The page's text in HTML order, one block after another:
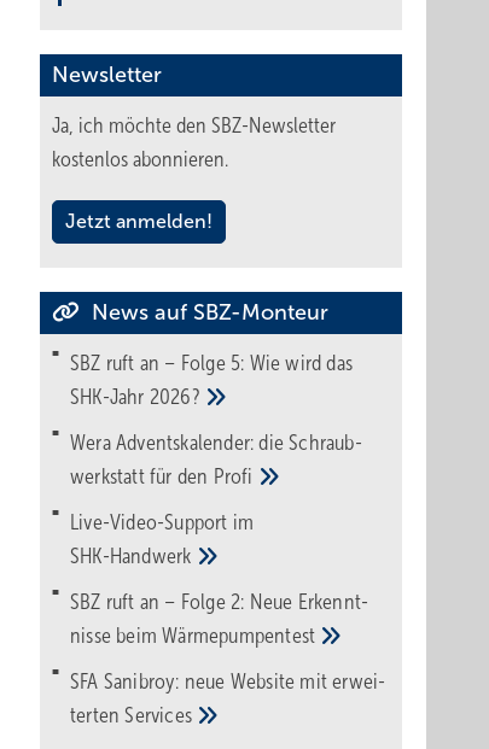
Newsletter
Ja, ich möchte den SBZ-Newsletter
kostenlos abonnieren.
Jetzt anmelden!
News auf SBZ-Monteur
SBZ ruft an – Folge 5: Wie wird das
SHK-Jahr 2026?
Wera Adventskalender: die Schraub­
werk­statt für den Pro­fi
Live-Video-Support im
SHK-Handwerk
SBZ ruft an – Folge 2: Neue Erkennt­
nisse beimWärme­pumpen­test
SFA Sanibroy: neue Web­site mit erwei­
tertenServices